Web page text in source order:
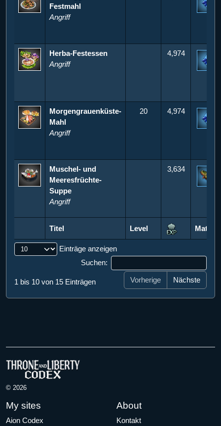
Festmahl
Angriff
Herba-Festessen
Angriff
4,974
Morgengrauenküste-
Mahl
Angriff
20 4,974
Muschel- und
Meeresfrüchte-
Suppe
Angriff
3,634
Titel Level
Einträge anzeigen
Suchen:
1 bis 10 von 15 Einträgen Vorherige Nächste
© 2026
My sites
Aion Codex
About
Kontakt